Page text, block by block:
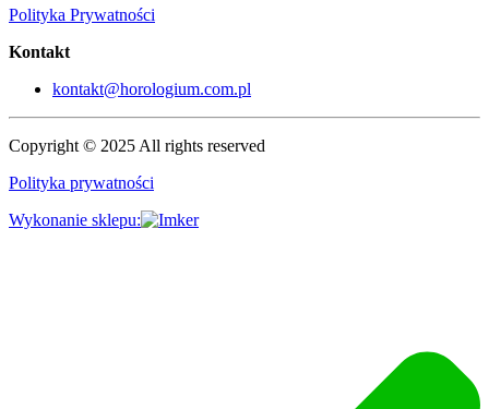
Polityka Prywatności
Kontakt
kontakt@horologium.com.pl
Copyright © 2025 All rights reserved
Polityka prywatności
Wykonanie sklepu: